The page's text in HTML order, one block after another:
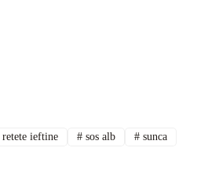
retete ieftine # sos alb # sunca